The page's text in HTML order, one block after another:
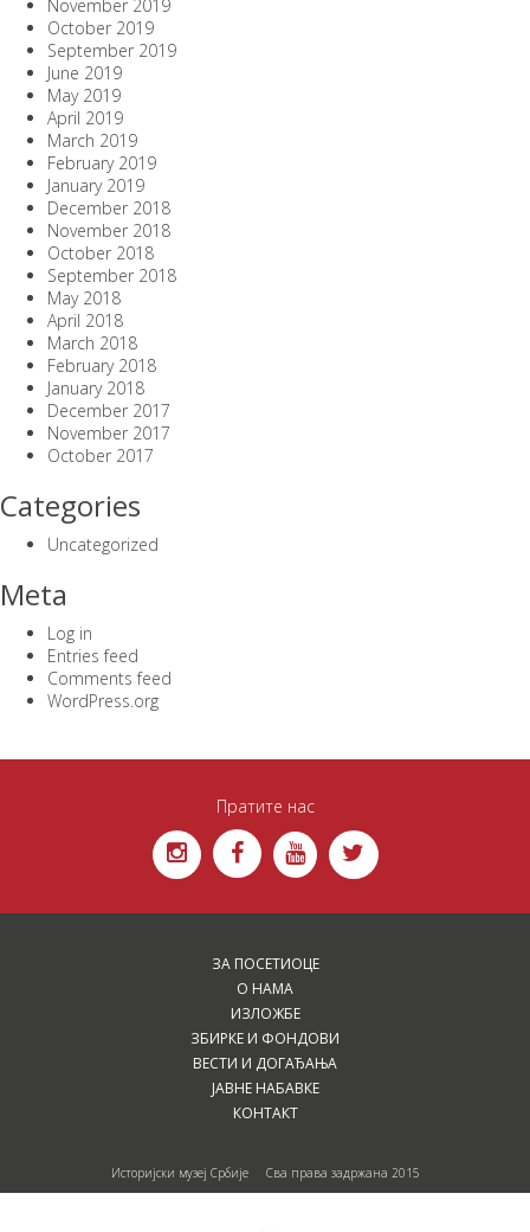
November 2019
October 2019
September 2019
June 2019
May 2019
April 2019
March 2019
February 2019
January 2019
December 2018
November 2018
October 2018
September 2018
May 2018
April 2018
March 2018
February 2018
January 2018
December 2017
November 2017
October 2017
Categories
Uncategorized
Meta
Log in
Entries feed
Comments feed
WordPress.org
Пратите нас
ЗА ПОСЕТИОЦЕ
О НАМА
ИЗЛОЖБЕ
ЗБИРКЕ И ФОНДОВИ
ВЕСТИ И ДОГАЂАЊА
ЈАВНЕ НАБАВКЕ
КОНТАКТ
Историјски музеј Србије Сва права задржана 2015